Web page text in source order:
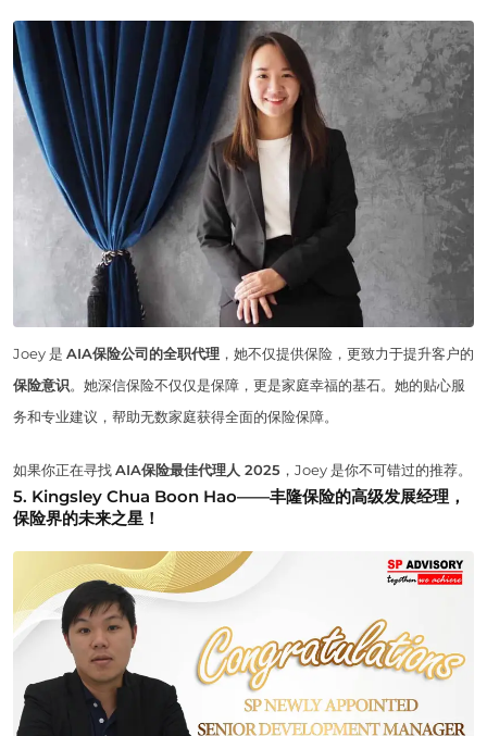
Joey 是 AIA保险公司的全职代理 ，她不仅提供保险，更致力于提升客户的
保险意识。她深信保险不仅仅是保障，更是家庭幸福的基石。她的贴心服
务和专业建议，帮助无数家庭获得全面的保险保障。
如果你正在寻找AIA保险最佳代理人 2025 ，Joey 是你不可错过的推荐。
5. Kingsley Chua Boon Hao——丰隆保险的高级发展经理，
保险界的未来之星！